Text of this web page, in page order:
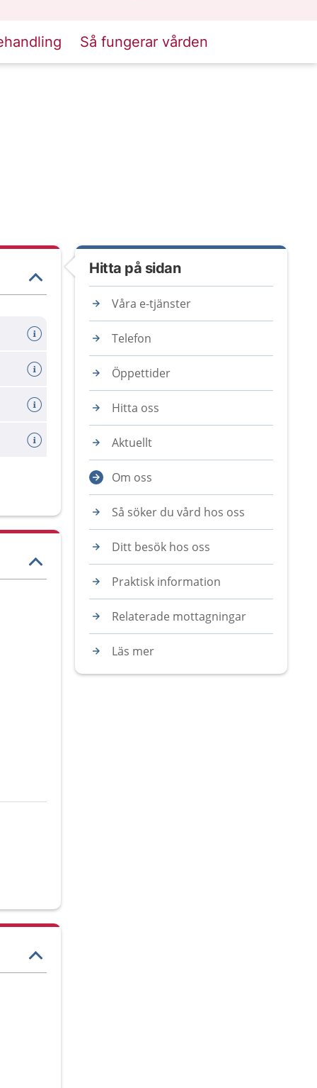
Så fungerar vården
Hitta på sidan
Våra e-tjänster
Telefon
Öppettider
Hitta oss
Aktuellt
Om oss
Så söker du vård hos oss
Ditt besök hos oss
Praktisk information
Relaterade mottagningar
Läs mer